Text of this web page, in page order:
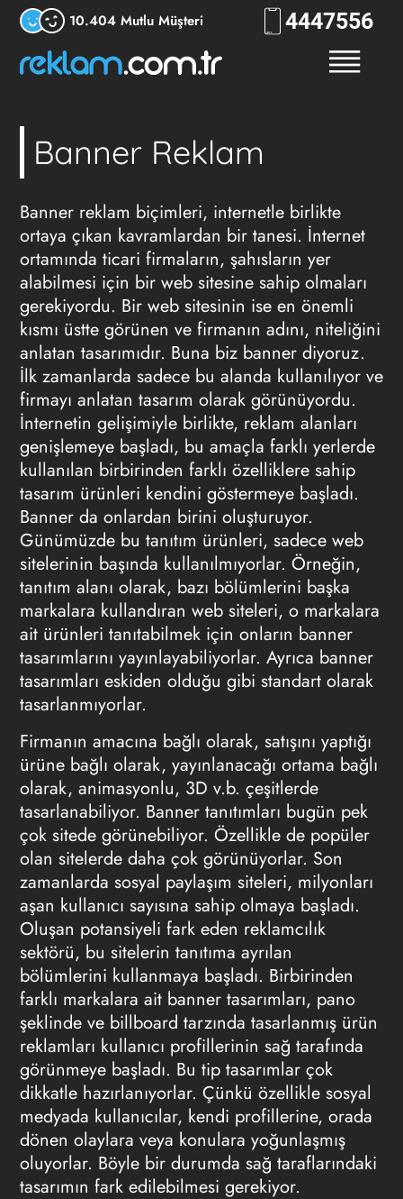
10.404 Mutlu Müşteri 444RKLM
Banner Reklam
Banner reklam biçimleri, internetle birlikte
ortaya çıkan kavramlardan bir tanesi. İnternet
ortamında ticari firmaların, şahısların yer
alabilmesi için bir web sitesine sahip olmaları
gerekiyordu. Bir web sitesinin ise en önemli
kısmı üstte görünen ve firmanın adını, niteliğini
anlatan tasarımıdır. Buna biz banner diyoruz.
İlk zamanlarda sadece bu alanda kullanılıyor ve
firmayı anlatan tasarım olarak görünüyordu.
İnternetin gelişimiyle birlikte, reklam alanları
genişlemeye başladı, bu amaçla farklı yerlerde
kullanılan birbirinden farklı özelliklere sahip
tasarım ürünleri kendini göstermeye başladı.
Banner da onlardan birini oluşturuyor.
Günümüzde bu tanıtım ürünleri, sadece web
sitelerinin başında kullanılmıyorlar. Örneğin,
tanıtım alanı olarak, bazı bölümlerini başka
markalara kullandıran web siteleri, o markalara
ait ürünleri tanıtabilmek için onların banner
tasarımlarını yayınlayabiliyorlar. Ayrıca banner
tasarımları eskiden olduğu gibi standart olarak
tasarlanmıyorlar.
Firmanın amacına bağlı olarak, satışını yaptığı
ürüne bağlı olarak, yayınlanacağı ortama bağlı
olarak, animasyonlu, 3D v.b. çeşitlerde
tasarlanabiliyor. Banner tanıtımları bugün pek
çok sitede görünebiliyor. Özellikle de popüler
olan sitelerde daha çok görünüyorlar. Son
zamanlarda sosyal paylaşım siteleri, milyonları
aşan kullanıcı sayısına sahip olmaya başladı.
Oluşan potansiyeli fark eden reklamcılık
sektörü, bu sitelerin tanıtıma ayrılan
bölümlerini kullanmaya başladı. Birbirinden
farklı markalara ait banner tasarımları, pano
şeklinde ve billboard tarzında tasarlanmış ürün
reklamları kullanıcı profillerinin sağ tarafında
görünmeye başladı. Bu tip tasarımlar çok
dikkatle hazırlanıyorlar. Çünkü özellikle sosyal
medyada kullanıcılar, kendi profillerine, orada
dönen olaylara veya konulara yoğunlaşmış
oluyorlar. Böyle bir durumda sağ taraflarındaki
tasarımın fark edilebilmesi gerekiyor.